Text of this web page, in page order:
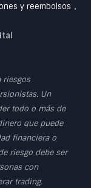
y reembolsos •
riesgos
Un
todo o más de
que puede
financiera o
riesgo debe ser
con
trading.